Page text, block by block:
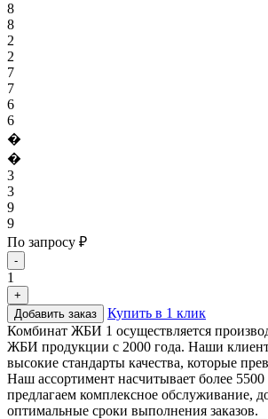
8
8
2
2
7
7
6
6
�
�
3
3
9
9
По запросу ₽
-
1
+
Добавить заказ
Купить в 1 клик
Комбинат ЖБИ 1 осуществляется
ЖБИ продукции с 2000 года. Наши
высокие стандарты качества, которые
Наш ассортимент насчитывает более
предлагаем комплексное обслуживание,
оптимальные сроки выполнения заказов.